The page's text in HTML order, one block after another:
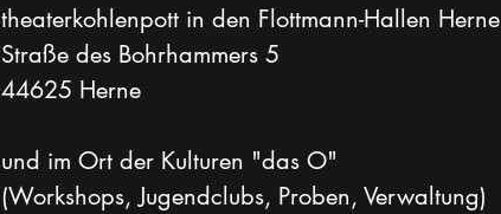
theaterkohlenpott in den Flottmann-Hallen Herne
Straße des Bohrhammers 5
44625 Herne
und im Ort der Kulturen "das O"
(Workshops, Jugendclubs, Proben, Verwaltung)